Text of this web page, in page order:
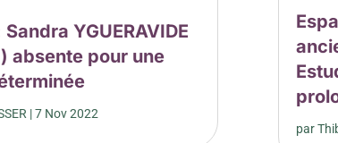
YGUERAVIDE
absente pour une
|7 Nov 2022
par